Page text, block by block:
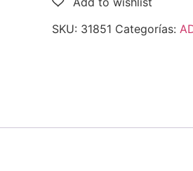
SKU: 31851 Categorías: